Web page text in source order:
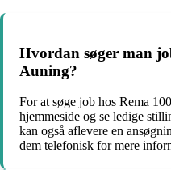
Hvordan søger man
Auning?
For at søge job hos Rema
hjemmeside og se ledige
kan også aflevere en
dem telefonisk for mere